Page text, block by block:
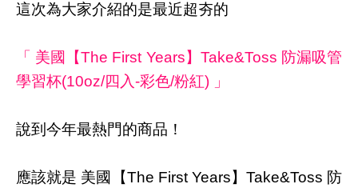
這次為大家介紹的是最近超夯的
「 美國【The First Years】Take&Toss 防漏吸管
學習杯(10oz/四入-彩色/粉紅) 」
說到今年最熱門的商品！
應該就是 美國【The First Years】Take&Toss 防